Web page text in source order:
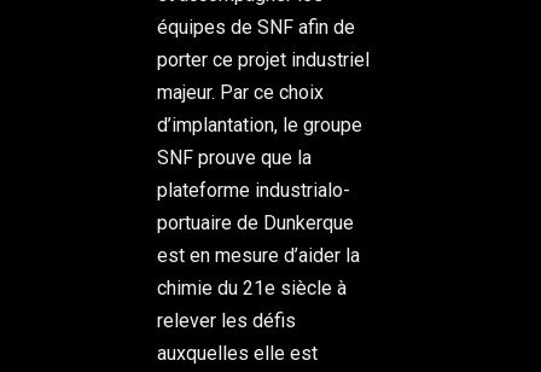
équipes de SNF afin de
porter ce projet industriel
majeur. Par ce choix
d’implantation, le groupe
SNF prouve que la
plateforme industrialo-
portuaire de Dunkerque
est en mesure d’aider la
chimie du 21e siècle à
relever les défis
auxquelles elle est